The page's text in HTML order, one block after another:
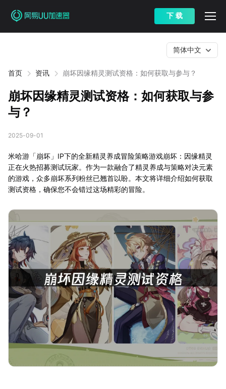
下 载
首页 资讯 崩坏因缘精灵测试资格：如何获取与参与？
简体中文
崩坏因缘精灵测试资格：如何获取与参
与？
2025-09-01
米哈游「崩坏」IP下的全新精灵养成冒险策略游戏崩坏：因缘精灵
正在火热招募测试玩家。作为一款融合了精灵养成与策略对决元素
的游戏，众多崩坏系列粉丝已翘首以盼。本文将详细介绍如何获取
测试资格，确保您不会错过这场精彩的冒险。